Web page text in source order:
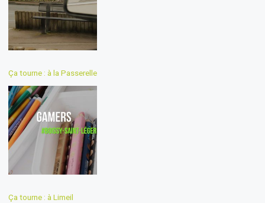
Ça tourne : à la Passerelle
Ça tourne : à Limeil